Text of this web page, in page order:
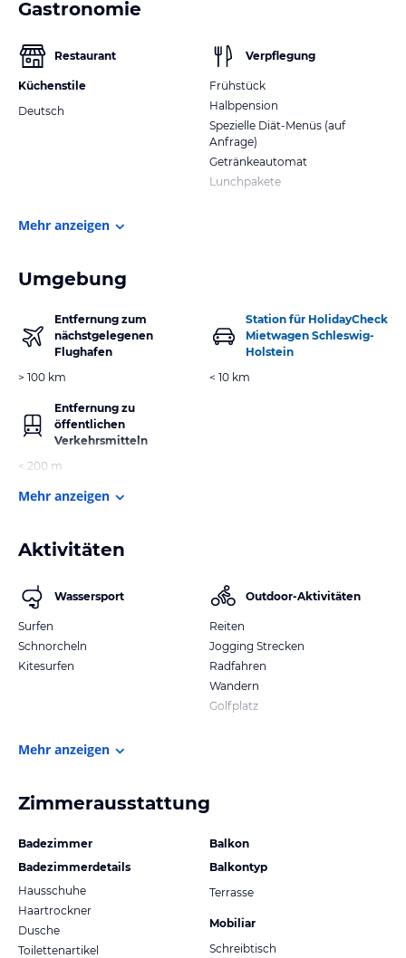
Gastronomie
Restaurant
Küchenstile
Deutsch
Verpflegung
Frühstück
Halbpension
Spezielle Diät-Menüs (auf
Anfrage)
Getränkeautomat
Lunchpakete
Mehr anzeigen
Umgebung
Entfernung zum
nächstgelegenen
Flughafen
> 100 km
Entfernung zu
öffentlichen
Verkehrsmitteln
< 200 m
Station für HolidayCheck
Mietwagen Schleswig-
Holstein
< 10 km
Mehr anzeigen
Aktivitäten
Wassersport
Surfen
Schnorcheln
Kitesurfen
Outdoor-Aktivitäten
Reiten
Jogging Strecken
Radfahren
Wandern
Golfplatz
Mehr anzeigen
Zimmerausstattung
Badezimmer
Badezimmerdetails
Hausschuhe
Haartrockner
Dusche
Toilettenartikel
Balkon
Balkontyp
Terrasse
Mobiliar
Schreibtisch